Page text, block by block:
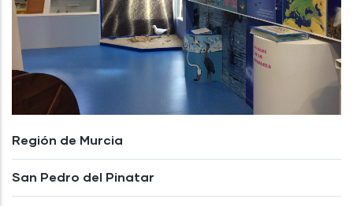
Región de Murcia
San Pedro del Pinatar